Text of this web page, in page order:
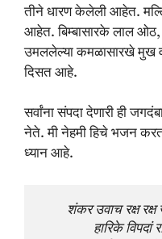
तीने धारण केलेली आहेत.
आहेत. बिम्बासारके लाल
उमललेल्या कमळासारखे मुख व
दिसत आहे.
सर्वांना संपदा देणारी ही
नेते. मी नेहमी हिचे भजन
ध्यान आहे.
शंकर उवाच रक्ष
हारिके विपदां